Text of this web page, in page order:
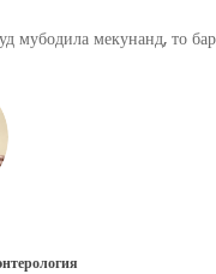
мекунанд, то
гурда